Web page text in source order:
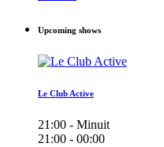
Upcoming shows
Le Club Active
21:00 - Minuit
21:00 - 00:00